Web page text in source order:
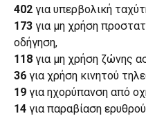
402 για υπερβολική
173 για μη χρήση
οδήγηση,
118 για μη χρήση ζώνης
36 για χρήση κινητού
19 για ηχορύπανση από
14 για παραβίαση